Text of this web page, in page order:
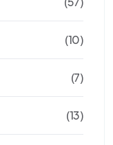
(10)
(7)
(13)